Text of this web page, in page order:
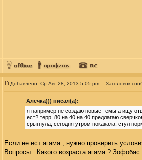
Добавлено: Ср Авг 28, 2013 5:05 pm Заголовок
Алечка))) писал(а):
я например не создаю новые темы а ищу
ест? терр. 80 на 40 на 40 предлагаю
срыгнула, сегодня утром покакала, стул
Если не ест агама , нужно проверить
Вопросы : Какого возраста агама ?